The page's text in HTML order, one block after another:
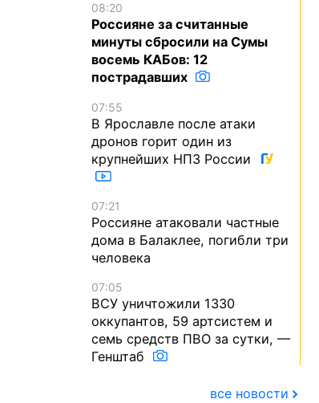
08:20
Россияне за считанные
минуты сбросили на Сумы
восемь КАБов: 12
пострадавших
07:55
В Ярославле после атаки
дронов горит один из
крупнейших НПЗ России
07:21
Россияне атаковали частные
дома в Балаклее, погибли три
человека
07:05
ВСУ уничтожили 1330
оккупантов, 59 артсистем и
семь средств ПВО за сутки, —
Генштаб
все новости